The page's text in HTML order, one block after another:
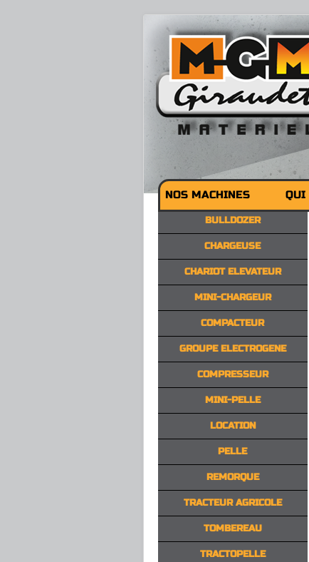
BULLDOZER
CHARGEUSE
CHARIOT ELEVATEUR
MINI-CHARGEUR
COMPACTEUR
GROUPE ELECTROGENE
COMPRESSEUR
MINI-PELLE
LOCATION
PELLE
REMORQUE
TRACTEUR AGRICOLE
TOMBEREAU
TRACTOPELLE
NOS MACHINES QUI